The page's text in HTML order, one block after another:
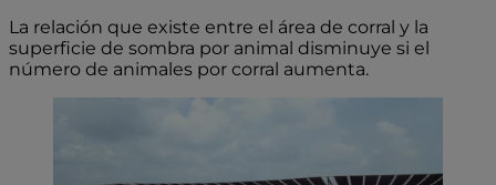
La relación que existe entre el área de corral y la
superficie de sombra por animal disminuye si el
número de animales por corral aumenta.